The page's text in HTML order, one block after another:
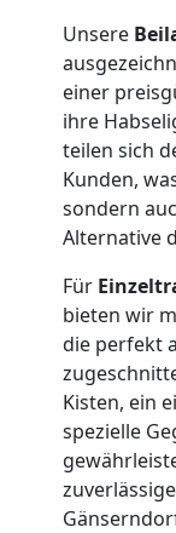
Unsere
einer
ihre
teilen sich
Kunden,
sondern
Alternative
Für
bieten wir
die perfekt
Kisten, ein
spezielle